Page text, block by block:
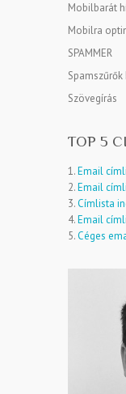
Mobilbarát
Mobilra
SPAMMER
Szövegírás
TOP 5
1.Email
2.Email
3.Címlista
4.Email
5.Céges